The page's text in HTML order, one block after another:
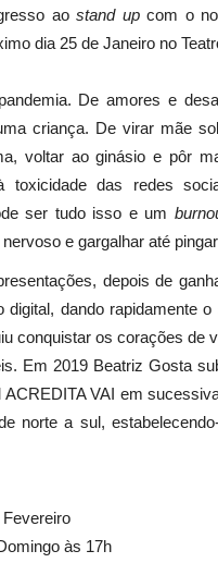
aostand upcom o
dia 25 de Janeiro no
De amores e
criança. De virar mãe
voltar ao ginásio e pôr
das redes
ser tudo isso e um
e gargalhar até
depois de
digital, dando rapidamente
conquistar os corações
Em 2019 Beatriz Gosta
VAI em
norte a sul,
Fevereiro
às 17h